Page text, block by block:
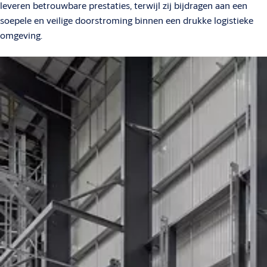
leveren betrouwbare prestaties, terwijl zij bijdragen aan een
soepele en veilige doorstroming binnen een drukke logistieke
omgeving.